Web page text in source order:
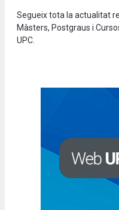
Segueix tota la actualitat
Màsters, Postgraus i
UPC.